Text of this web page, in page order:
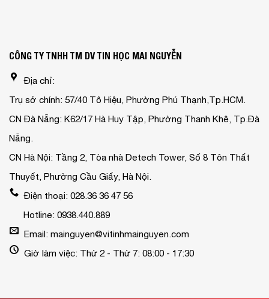
CÔNG TY TNHH TM DV TIN HỌC MAI NGUYỄN
Địa chỉ:
Trụ sở chính: 57/40 Tô Hiệu, Phường Phú Thạnh,Tp.HCM.
CN Đà Nẵng: K62/17 Hà Huy Tập, Phường Thanh Khê, Tp.Đà
Nẵng.
CN Hà Nội: Tầng 2, Tòa nhà Detech Tower, Số 8 Tôn Thất
Thuyết, Phường Cầu Giấy, Hà Nội.
Điện thoại: 028.36 36 47 56
Hotline: 0938.440.889
Email: mainguyen@vitinhmainguyen.com
Giờ làm việc: Thứ 2 - Thứ 7: 08:00 - 17:30